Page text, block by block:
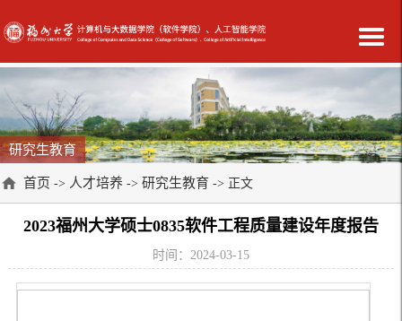
研究生教育
首页 -> 人才培养 -> 研究生教育 -> 正文
2023福州大学硕士0835软件工程质量建设年度报告
时间：2024-03-15